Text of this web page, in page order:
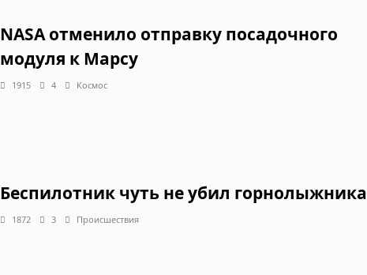
NASA отменило отправку посадочного
модуля к Марсу
1915 4 Космос
Беспилотник чуть не убил горнолыжника
1872 3 Происшествия